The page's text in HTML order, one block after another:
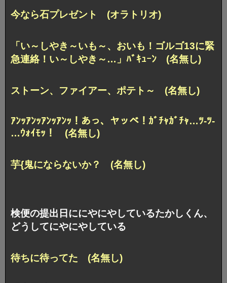
今なら石プレゼント (オラトリオ)
「い～しやき～いも～、おいも！ゴルゴ13に緊
急連絡！い～しやき～…」ﾊﾞｷｭｰﾝ (名無し)
ストーン、ファイアー、ポテト～ (名無し)
ｱﾝｯｱﾝｯｱﾝｯｱﾝｯ！あっ、ヤッベ！ｶﾞﾁｬｶﾞﾁｬ…ﾂ-ﾂ-
…ｳｫｲﾓｯ！ (名無し)
芋{鬼にならないか？ (名無し)
検便の提出日ににやにやしているたかしくん、
どうしてにやにやしている
待ちに待ってた (名無し)